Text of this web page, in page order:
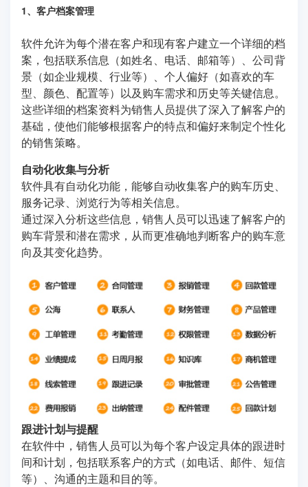
1、客户档案管理
软件允许为每个潜在客户和现有客户建立一个详细的档
案，包括联系信息（如姓名、电话、邮箱等）、公司背
景（如企业规模、行业等）、个人偏好（如喜欢的车
型、颜色、配置等）以及购车需求和历史等关键信息。
这些详细的档案资料为销售人员提供了深入了解客户的
基础，使他们能够根据客户的特点和偏好来制定个性化
的销售策略。
自动化收集与分析
软件具有自动化功能，能够自动收集客户的购车历史、
服务记录、浏览行为等相关信息。
通过深入分析这些信息，销售人员可以迅速了解客户的
购车背景和潜在需求，从而更准确地判断客户的购车意
向及其变化趋势。
跟进计划与提醒
在软件中，销售人员可以为每个客户设定具体的跟进时
间和计划，包括联系客户的方式（如电话、邮件、短信
等）、沟通的主题和目的等。